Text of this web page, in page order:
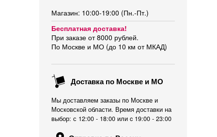
Магазин: 10:00-19:00 (Пн.-Пт.)
Бесплатная доставка!
При заказе от 8000 рублей.
По Москве и МО (до 10 км от МКАД)
Доставка по Москве и МО
Мы доставляем заказы по Москве и
Московской области. Время доставки на
выбор: с 12:00 - 18:00 или c 19:00 - 23:00